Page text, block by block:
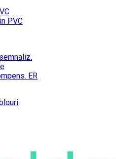
PVC
ER